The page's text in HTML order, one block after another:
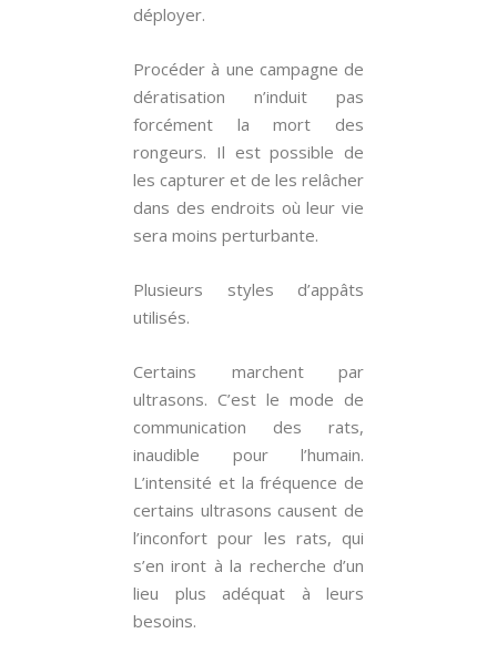
déployer.
Procéder à une campagne de
dératisation n’induit pas
forcément la mort des
rongeurs. Il est possible de
les capturer et de les relâcher
dans des endroits où leur vie
sera moins perturbante.
Plusieurs styles d’appâts
utilisés.
Certains marchent par
ultrasons. C’est le mode de
communication des rats,
inaudible pour l’humain.
L’intensité et la fréquence de
certains ultrasons causent de
l’inconfort pour les rats, qui
s’en iront à la recherche d’un
lieu plus adéquat à leurs
besoins.